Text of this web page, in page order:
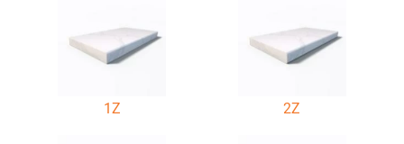
1Z 2Z